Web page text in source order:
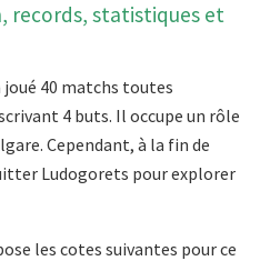
records, statistiques et
40 matchs toutes
4 buts. Il occupe un rôle
Cependant, à la fin de
Ludogorets pour explorer
les cotes suivantes pour ce